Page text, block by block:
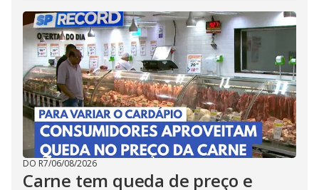
DO R7/06/08/2026
Carne tem queda de preço e